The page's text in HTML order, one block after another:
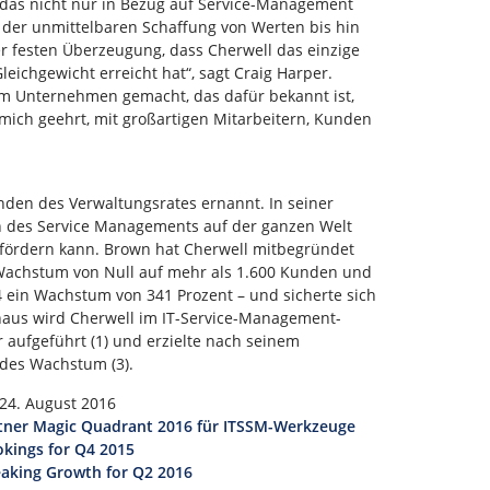
unmittelbaren Schaffung von Werten bis hin
Überzeugung, dass Cherwell das einzige
erreicht hat“, sagt Craig Harper.
Unternehmen gemacht, das dafür bekannt ist,
geehrt, mit großartigen Mitarbeitern, Kunden
des Verwaltungsrates ernannt. In seiner
Service Managements auf der ganzen Welt
kann. Brown hat Cherwell mitbegründet
von Null auf mehr als 1.600 Kunden und
Wachstum von 341 Prozent – und sicherte sich
wird Cherwell im IT-Service-Management-
aufgeführt (1) und erzielte nach seinem
Wachstum (3).
August 2016
Magic Quadrant 2016 für ITSSM-Werkzeuge
for Q4 2015
Growth for Q2 2016